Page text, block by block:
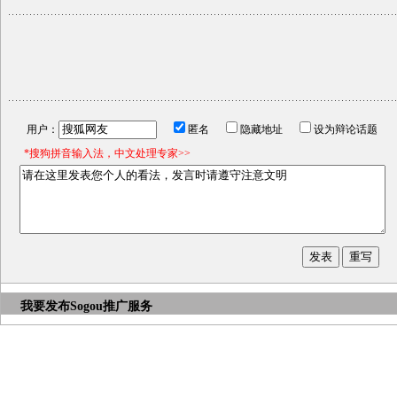
用户： 匿名 隐藏地址
设为辩论话题
*搜狗拼音输入法，中文处理专家>>
我要发布Sogou推广服务